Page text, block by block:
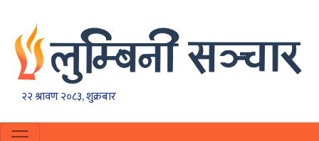
२२ श्रावण २०८३, शुक्रबार